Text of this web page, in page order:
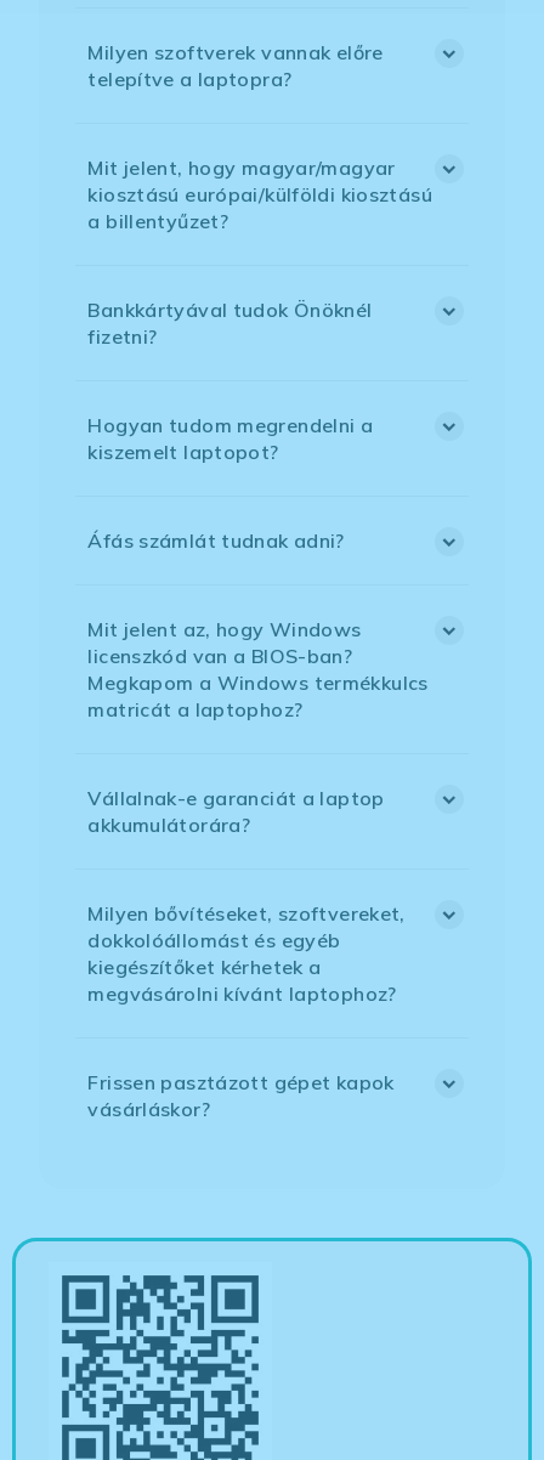
Milyen szoftverek vannak előre
telepítve a laptopra?
Mit jelent, hogy magyar/magyar
kiosztású európai/külföldi kiosztású
a billentyűzet?
Bankkártyával tudok Önöknél
fizetni?
Hogyan tudom megrendelni a
kiszemelt laptopot?
Áfás számlát tudnak adni?
Mit jelent az, hogy Windows
licenszkód van a BIOS-ban?
Megkapom a Windows termékkulcs
matricát a laptophoz?
Vállalnak-e garanciát a laptop
akkumulátorára?
Milyen bővítéseket, szoftvereket,
dokkolóállomást és egyéb
kiegészítőket kérhetek a
megvásárolni kívánt laptophoz?
Frissen pasztázott gépet kapok
vásárláskor?